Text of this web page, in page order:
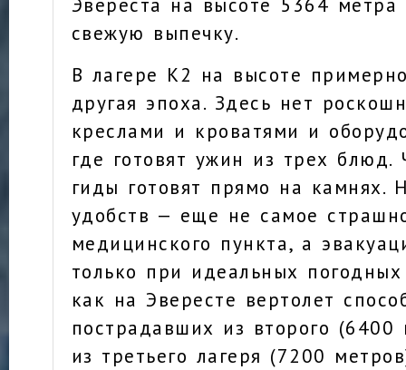
свежую выпечку.
В лагере К2 на высоте
другая эпоха. Здесь нет
креслами и кроватями и
где готовят ужин из трех блюд.
гиды готовят прямо на камнях.
удобств — еще не самое
медицинского пункта, а
только при идеальных погодных
как на Эвересте вертолет
пострадавших из второго
из третьего лагеря (7200